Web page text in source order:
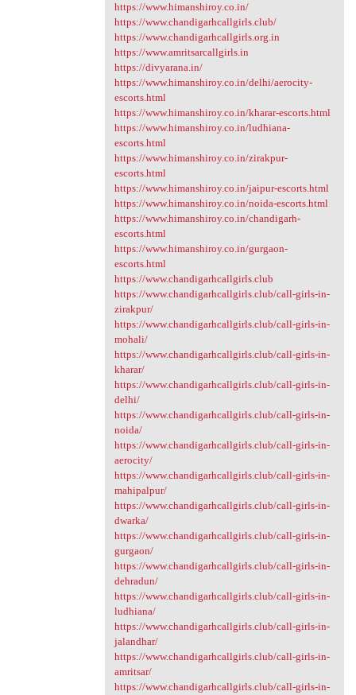
https://www.himanshiroy.co.in/
https://www.chandigarhcallgirls.club/
https://www.chandigarhcallgirls.org.in
https://www.amritsarcallgirls.in
https://divyarana.in/
https://www.himanshiroy.co.in/delhi/aerocity-
escorts.html
https://www.himanshiroy.co.in/kharar-escorts.html
https://www.himanshiroy.co.in/ludhiana-
escorts.html
https://www.himanshiroy.co.in/zirakpur-
escorts.html
https://www.himanshiroy.co.in/jaipur-escorts.html
https://www.himanshiroy.co.in/noida-escorts.html
https://www.himanshiroy.co.in/chandigarh-
escorts.html
https://www.himanshiroy.co.in/gurgaon-
escorts.html
https://www.chandigarhcallgirls.club
https://www.chandigarhcallgirls.club/call-girls-in-
zirakpur/
https://www.chandigarhcallgirls.club/call-girls-in-
mohali/
https://www.chandigarhcallgirls.club/call-girls-in-
kharar/
https://www.chandigarhcallgirls.club/call-girls-in-
delhi/
https://www.chandigarhcallgirls.club/call-girls-in-
noida/
https://www.chandigarhcallgirls.club/call-girls-in-
aerocity/
https://www.chandigarhcallgirls.club/call-girls-in-
mahipalpur/
https://www.chandigarhcallgirls.club/call-girls-in-
dwarka/
https://www.chandigarhcallgirls.club/call-girls-in-
gurgaon/
https://www.chandigarhcallgirls.club/call-girls-in-
dehradun/
https://www.chandigarhcallgirls.club/call-girls-in-
ludhiana/
https://www.chandigarhcallgirls.club/call-girls-in-
jalandhar/
https://www.chandigarhcallgirls.club/call-girls-in-
amritsar/
https://www.chandigarhcallgirls.club/call-girls-in-